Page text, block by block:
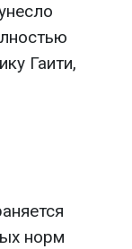
Гаити,
норм